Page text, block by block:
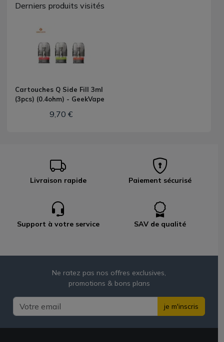
Derniers produits visités
Cartouches Q Side Fill 3ml
(3pcs) (0.4ohm) - GeekVape
9,70 €
Livraison rapide Paiement sécurisé
Support à votre service SAV de qualité
Ne ratez pas nos offres exclusives,
promotions & bons plans
je m'inscris